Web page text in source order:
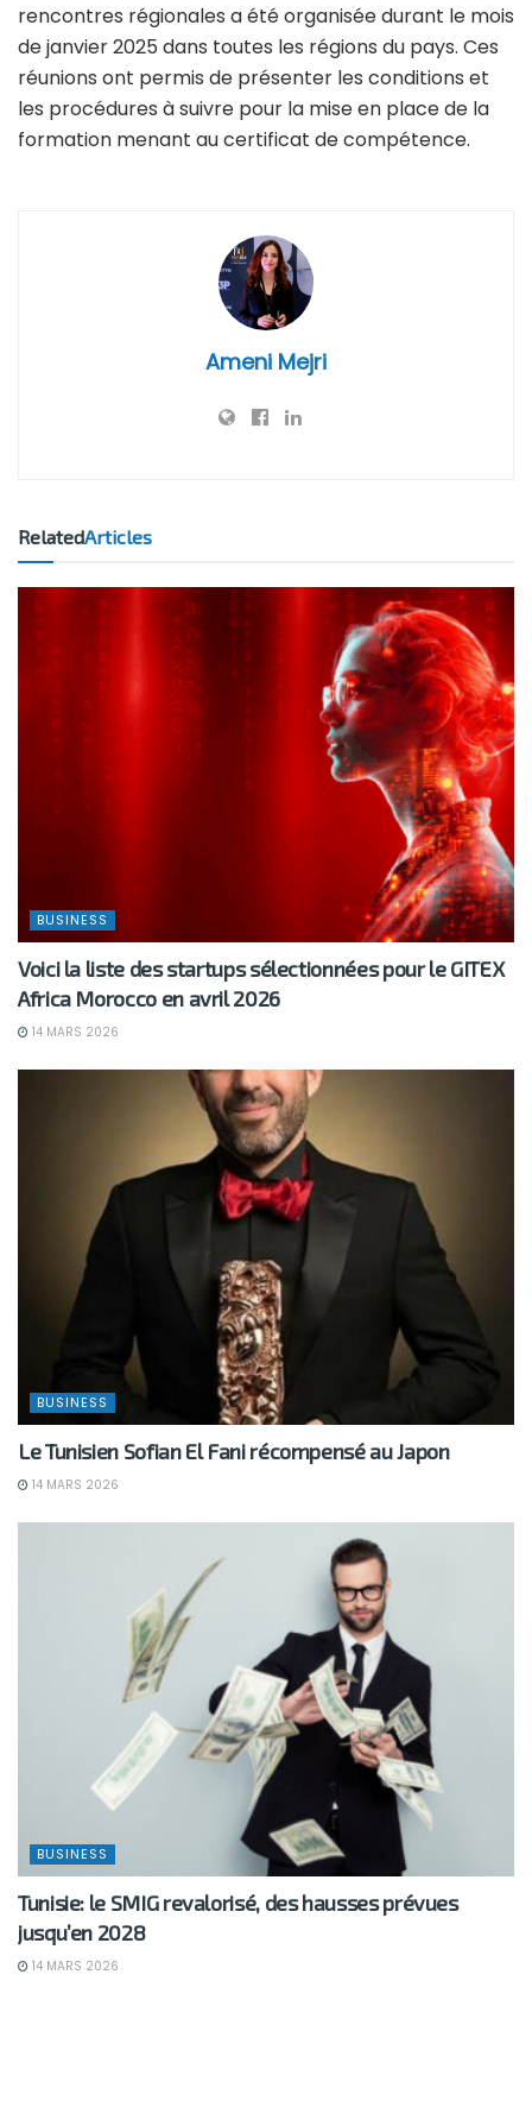
rencontres régionales a été organisée durant le mois
de janvier 2025 dans toutes les régions du pays. Ces
réunions ont permis de présenter les conditions et
les procédures à suivre pour la mise en place de la
formation menant au certificat de compétence.
Ameni Mejri
RelatedArticles
BUSINESS
Voici la liste des startups sélectionnées pour le GITEX
Africa Morocco en avril 2026
14 MARS 2026
BUSINESS
Le Tunisien Sofian El Fani récompensé au Japon
14 MARS 2026
BUSINESS
Tunisie: le SMIG revalorisé, des hausses prévues
jusqu’en 2028
14 MARS 2026